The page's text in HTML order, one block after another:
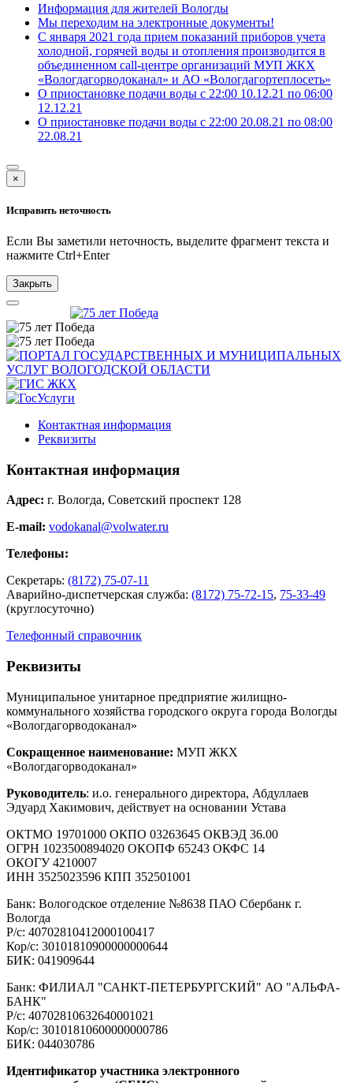
Информация для жителей Вологды
Мы переходим на электронные документы!
С января 2021 года прием показаний приборов учета
холодной, горячей воды и отопления производится в
объединенном call-центре организаций МУП ЖКХ
«Вологдагорводоканал» и АО «Вологдагортеплосеть»
О приостановке подачи воды с 22:00 10.12.21 по 06:00
12.12.21
О приостановке подачи воды с 22:00 20.08.21 по 08:00
22.08.21
×
Исправить неточность
Если Вы заметили неточность, выделите фрагмент текста и
нажмите Ctrl+Enter
Закрыть
Контактная информация
Реквизиты
Контактная информация
Адрес: г. Вологда, Советский проспект 128
E-mail: vodokanal@volwater.ru
Телефоны:
Секретарь: (8172) 75-07-11
Аварийно-диспетчерская служба: (8172) 75-72-15, 75-33-49
(круглосуточно)
Телефонный справочник
Реквизиты
Муниципальное унитарное предприятие жилищно-
коммунального хозяйства городского округа города Вологды
«Вологдагорводоканал»
Сокращенное наименование: МУП ЖКХ
«Вологдагорводоканал»
Руководитель: и.о. генерального директора, Абдуллаев
Эдуард Хакимович, действует на основании Устава
ОКТМО 19701000 ОКПО 03263645 ОКВЭД 36.00
ОГРН 1023500894020 ОКОПФ 65243 ОКФС 14
ОКОГУ 4210007
ИНН 3525023596 КПП 352501001
Банк: Вологодское отделение №8638 ПАО Сбербанк г.
Вологда
Р/с: 40702810412000100417
Кор/с: 30101810900000000644
БИК: 041909644
Банк: ФИЛИАЛ "САНКТ-ПЕТЕРБУРГСКИЙ" АО "АЛЬФА-
БАНК"
Р/с: 40702810632640001021
Кор/с: 30101810600000000786
БИК: 044030786
Идентификатор участника электронного